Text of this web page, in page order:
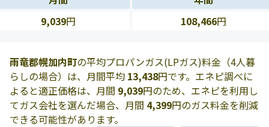
9,039円 108,466円
雨竜郡幌加内町の平均プロパンガス(LPガス)料金（4人暮
らしの場合）は、月間平均 13,438円です。エネピ調べに
よると適正価格は、月間 9,039円のため、エネピを利用し
てガス会社を選んだ場合、月間 4,399円のガス料金を削減
できる可能性があります。